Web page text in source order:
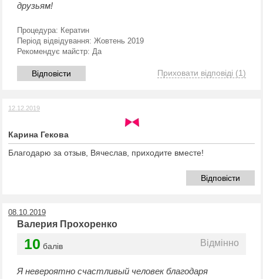
друзьям!
Процедура: Кератин
Період відвідування: Жовтень 2019
Рекомендує майстр: Да
Відповісти Приховати відповіді (1)
12.12.2019
Карина Гекова
Благодарю за отзыв, Вячеслав, приходите вместе!
Відповісти
08.10.2019
Валерия Прохоренко
10 балів Відмінно
Я невероятно счастливый человек благодаря